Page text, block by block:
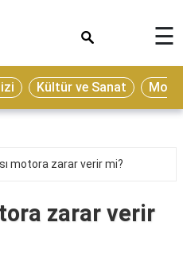
☰
Kültür ve Sanat
motora zarar verir mi?
zarar verir